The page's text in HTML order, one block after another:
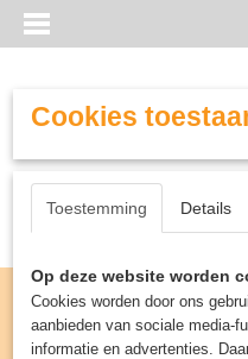
Cookies
Toestemming Details
Op deze website worden
Cookies worden door ons
aanbieden van sociale media-
informatie en advertenties.